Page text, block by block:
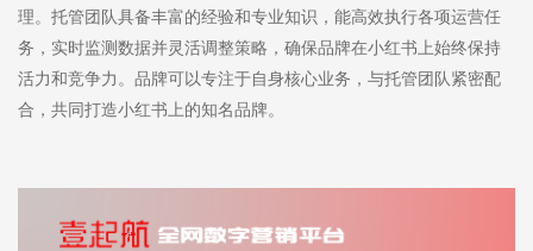
理。托管团队具备丰富的经验和专业知识，能高效执行各项运营任
务，实时监测数据并灵活调整策略，确保品牌在小红书上始终保持
活力和竞争力。品牌可以专注于自身核心业务，与托管团队紧密配
合，共同打造小红书上的知名品牌。